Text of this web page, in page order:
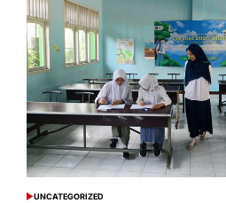
POSTED
UNCATEGORIZED